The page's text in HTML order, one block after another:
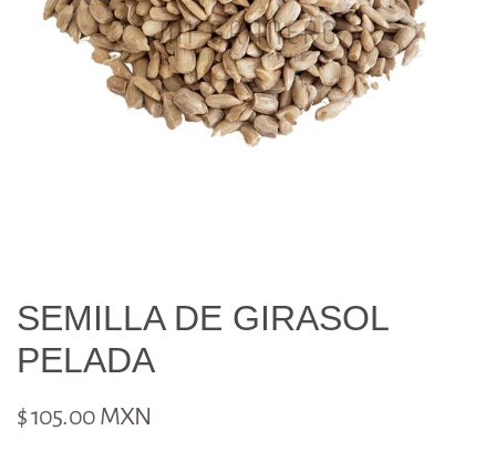
SEMILLA DE GIRASOL
PELADA
$ 105.00 MXN